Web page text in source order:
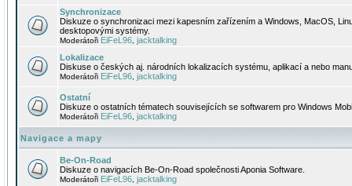
Synchronizace
Diskuze o synchronizaci mezi kapesním zařízením a Windows, MacOS,
desktopovými systémy.
Moderátoři EiFeL96 jacktalking
Lokalizace
Diskuse o českých aj. národních lokalizacích systému, aplikací a nebo
Moderátoři EiFeL96 jacktalking
Ostatní
Diskuze o ostatních tématech souvisejících se softwarem pro Windows
Moderátoři EiFeL96 jacktalking
Navigace a mapy
Be-On-Road
Diskuze o navigacích Be-On-Road společnosti Aponia Software.
Moderátoři EiFeL96 jacktalking